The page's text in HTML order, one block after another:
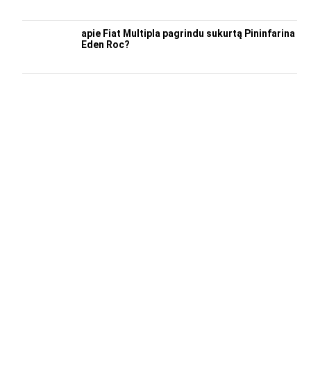
apie Fiat Multipla pagrindu sukurtą Pininfarina
Eden Roc?